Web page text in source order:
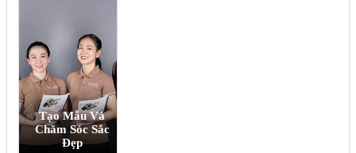
Tạo Mẫu Và
Chăm Sóc Sắc
Đẹp